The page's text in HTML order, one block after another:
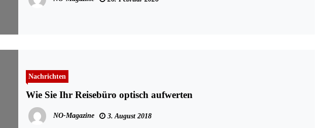
Nachrichten
Wie Sie Ihr Reisebüro optisch aufwerten
NO-Magazine 3. August 2018